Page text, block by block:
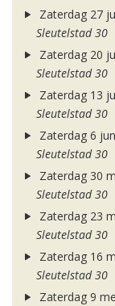
Zaterdag 27
Sleutelstad 30
Zaterdag 20
Sleutelstad 30
Zaterdag 13
Sleutelstad 30
Zaterdag 6
Sleutelstad 30
Zaterdag 30
Sleutelstad 30
Zaterdag 23
Sleutelstad 30
Zaterdag 16
Sleutelstad 30
Zaterdag 9